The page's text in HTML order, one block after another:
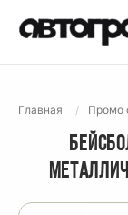
Главная Промо